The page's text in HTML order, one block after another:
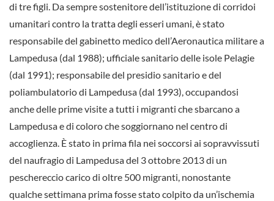
di tre figli. Da sempre sostenitore dell’istituzione di corridoi
umanitari contro la tratta degli esseri umani, è stato
responsabile del gabinetto medico dell’Aeronautica militare a
Lampedusa (dal 1988); ufficiale sanitario delle isole Pelagie
(dal 1991); responsabile del presidio sanitario e del
poliambulatorio di Lampedusa (dal 1993), occupandosi
anche delle prime visite a tutti i migranti che sbarcano a
Lampedusa e di coloro che soggiornano nel centro di
accoglienza. È stato in prima fila nei soccorsi ai sopravvissuti
del naufragio di Lampedusa del 3 ottobre 2013 di un
peschereccio carico di oltre 500 migranti, nonostante
qualche settimana prima fosse stato colpito da un’ischemia